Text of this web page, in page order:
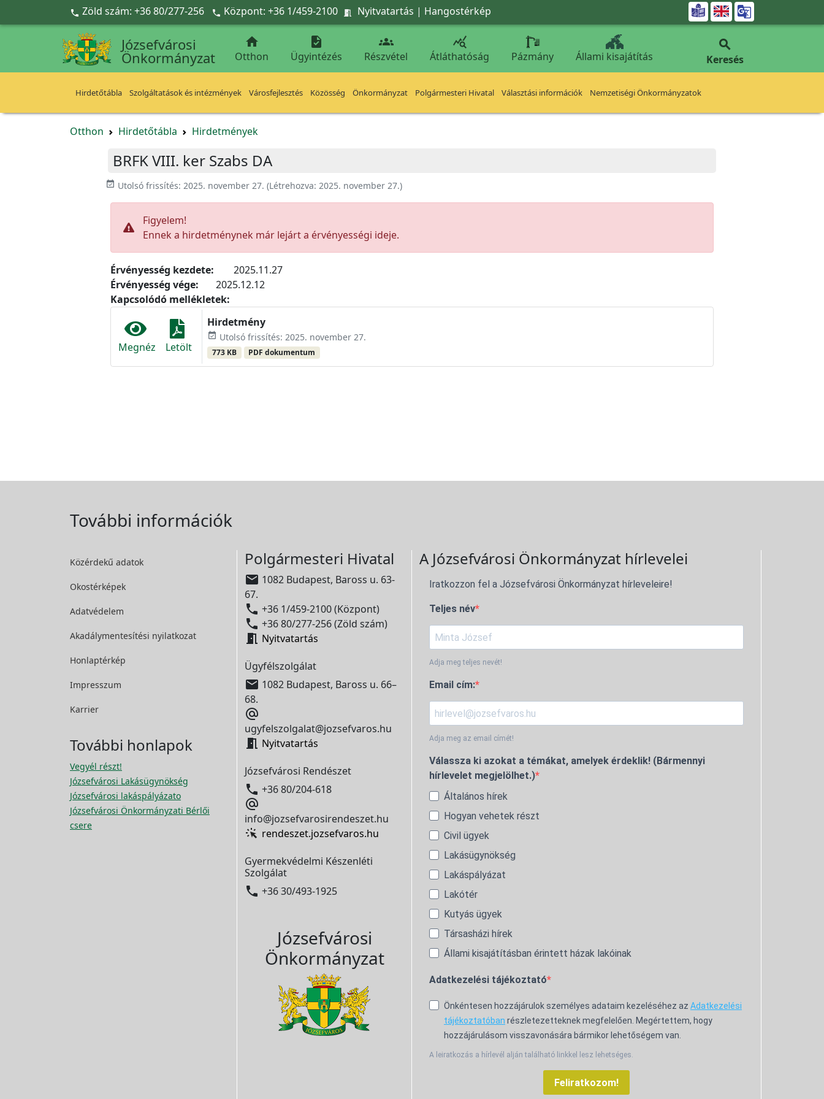
Ugrás a fő tartalomra
 Zöld szám: +36 80/277-256  Központ: +36 1/459-2100  Nyitvatartás | Hangostérkép 
Józsefvárosi
Önkormányzat

Otthon

Ügyintézés

Részvétel

Átláthatóság Pázmány Állami kisajátítás

Keresés
Hirdetőtábla Szolgáltatások és intézmények Városfejlesztés Közösség Önkormányzat Polgármesteri Hivatal Választási információk Nemzetiségi Önkormányzatok
Otthon Hirdetőtábla Hirdetmények
BRFK VIII. ker Szabs DA
event_available Utolsó frissítés: 2025. november 27. (Létrehozva: 2025. november 27.)
Figyelem!
Ennek a hirdetménynek már lejárt a érvényességi ideje.
Érvényesség kezdete:
2025.11.27
Érvényesség vége:
2025.12.12
Kapcsolódó mellékletek:
Megnéz Letölt
Hirdetmény
event_available Utolsó frissítés: 2025. november 27.
773 KB PDF dokumentum
További információk
Közérdekű adatok
Okostérképek
Adatvédelem
Akadálymentesítési nyilatkozat
Honlaptérkép
Impresszum
Karrier
További honlapok
Vegyél részt!
Józsefvárosi Lakásügynökség
Józsefvárosi lakáspályázato
Józsefvárosi Önkormányzati Bérlői
csere
Polgármesteri Hivatal
 1082 Budapest, Baross u. 63-
67.
 +36 1/459-2100 (Központ)
 +36 80/277-256 (Zöld szám)
 Nyitvatartás
Ügyfélszolgálat
 1082 Budapest, Baross u. 66–
68.

ugyfelszolgalat@jozsefvaros.hu
 Nyitvatartás
Józsefvárosi Rendészet
 +36 80/204-618

info@jozsefvarosirendeszet.hu
rendeszet.jozsefvaros.hu
Gyermekvédelmi Készenléti
Szolgálat
 +36 30/493-1925
Józsefvárosi
Önkormányzat
A Józsefvárosi Önkormányzat hírlevelei
Iratkozzon fel a Józsefvárosi Önkormányzat hírleveleire!
Teljes név
Adja meg teljes nevét!
Email cím:
Adja meg az email címét!
Válassza ki azokat a témákat, amelyek érdeklik! (Bármennyi
hírlevelet megjelölhet.)
Általános hírek
Hogyan vehetek részt
Civil ügyek
Lakásügynökség
Lakáspályázat
Lakótér
Kutyás ügyek
Társasházi hírek
Állami kisajátításban érintett házak lakóinak
Adatkezelési tájékoztató
Önkéntesen hozzájárulok személyes adataim kezeléséhez az Adatkezelési
tájékoztatóban részletezetteknek megfelelően. Megértettem, hogy
hozzájárulásom visszavonására bármikor lehetőségem van.
A leiratkozás a hírlevél alján található linkkel lesz lehetséges.
Feliratkozom!